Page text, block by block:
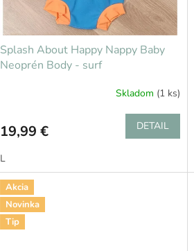
Splash About Happy Nappy Baby
Neoprén Body - surf
Skladom (1 ks)
19,99 € DETAIL
L
Akcia
Novinka
Tip